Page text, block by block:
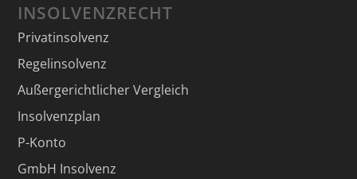
INSOLVENZRECHT
Privatinsolvenz
Regelinsolvenz
Außergerichtlicher Vergleich
Insolvenzplan
P-Konto
GmbH Insolvenz